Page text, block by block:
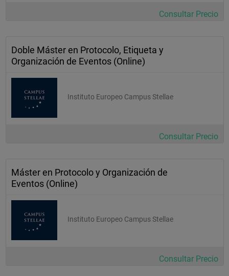
Consultar Precio
Doble Máster en Protocolo, Etiqueta y
Organización de Eventos (Online)
Instituto Europeo Campus Stellae
Consultar Precio
Máster en Protocolo y Organización de
Eventos (Online)
Instituto Europeo Campus Stellae
Consultar Precio